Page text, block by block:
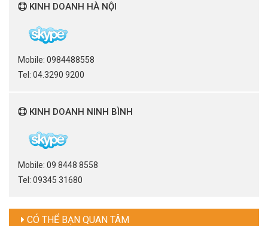
KINH DOANH HÀ NỘI
Mobile: 0984488558
Tel: 04.3290 9200
KINH DOANH NINH BÌNH
Mobile: 09 8448 8558
Tel: 09345 31680
CÓ THỂ BẠN QUAN TÂM